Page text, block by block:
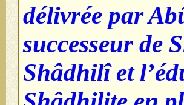
délivrée par
successeur de
Shâdhilî et